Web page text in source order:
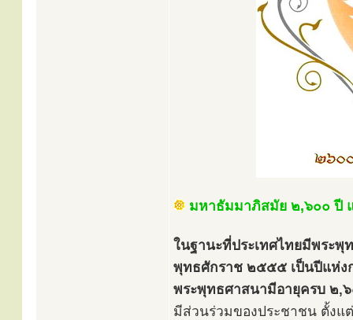
มหาธัมมาภิสมัย ๒,๖๐๐ ปี
ในฐานะที่ประเทศไทยมีพระพุ
พุทธศักราช ๒๕๕๕ เป็นปีแห่ง
พระพุทธศาสนามีอายุครบ ๒,
มีส่วนร่วมของประชาชน ตั้งแ